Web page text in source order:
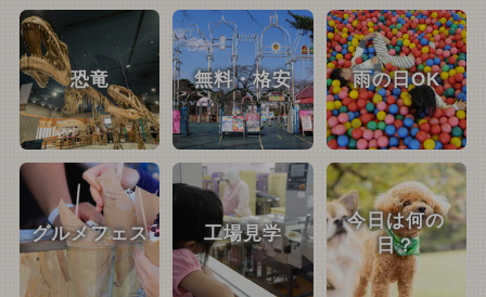
恐竜 無料・格安 雨の日OK
グルメフェス 工場見学
今日は何の
日？